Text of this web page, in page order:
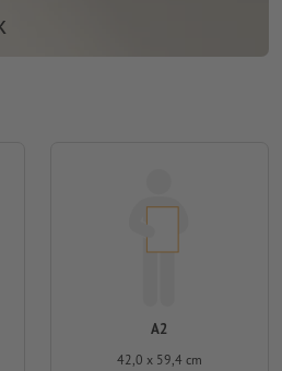
A2
42,0 x 59,4 cm